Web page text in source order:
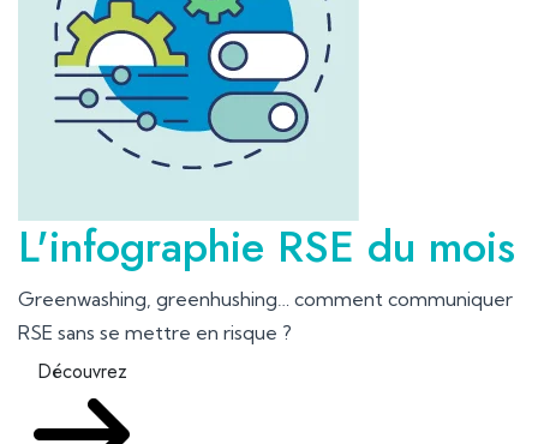
L'infographie RSE du mois
Greenwashing, greenhushing… comment communiquer
RSE sans se mettre en risque ?
Découvrez